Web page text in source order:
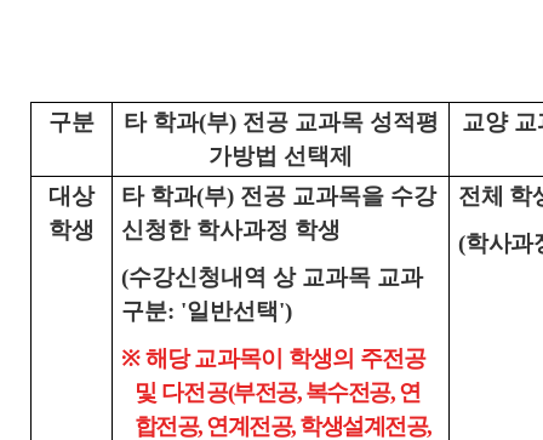
구분
타 학과(부) 전공 교과목 성적평
가방법 선택제
교양
대상
학생
타 학과(부) 전공 교과목을 수강
신청한 학사과정 학생
(수강신청내역 상 교과목 교과
구분: '일반선택')
※ 해당 교과목이 학생의 주전공
및 다전공(부전공, 복수전공, 연
합전공, 연계전공, 학생설계전공,
전체 학
(학사과